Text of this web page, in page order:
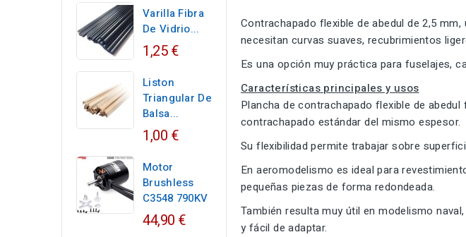
Varilla Fibra
De Vidrio...
1,25 €
Liston
Triangular De
Balsa...
1,00 €
Motor
Brushless
C3548 790KV
44,90 €
Contrachapado flexible de abedul de 2,5
necesitan curvas suaves, recubrimientos
Es una opción muy práctica para fuselajes,
Características principales y usos
Plancha de contrachapado flexible de
contrachapado estándar del mismo espesor.
Su flexibilidad permite trabajar sobre
En aeromodelismo es ideal para
pequeñas piezas de forma redondeada.
También resulta muy útil en modelismo
y fácil de adaptar.